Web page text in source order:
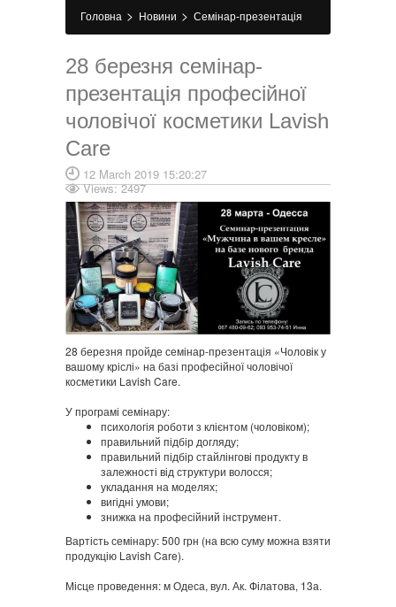
Головна > Новини > Семінар-презентація
Lavish Care
28 березня семінар-
презентація професійної
чоловічої косметики Lavish
Care
12 March 2019 15:20:27
Views: 2497
28 березня пройде семінар-презентація «Чоловік у
вашому кріслі» на базі професійної чоловічої
косметики Lavish Care.
У програмі семінару:
психологія роботи з клієнтом (чоловіком);
правильний підбір догляду;
правильний підбір стайлінгові продукту в
залежності від структури волосся;
укладання на моделях;
вигідні умови;
знижка на професійний інструмент.
Вартість семінару: 500 грн (на всю суму можна взяти
продукцію Lavish Care).
Місце проведення: м Одеса, вул. Ак. Філатова, 13а.